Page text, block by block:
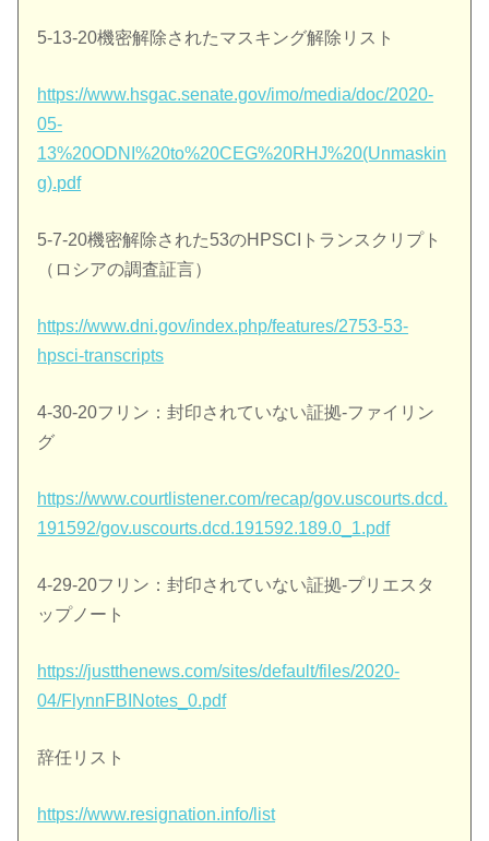
5-13-20機密解除されたマスキング解除リスト
https://www.hsgac.senate.gov/imo/media/doc/2020-
05-
13%20ODNI%20to%20CEG%20RHJ%20(Unmaskin
g).pdf
5-7-20機密解除された53のHPSCIトランスクリプト
（ロシアの調査証言）
https://www.dni.gov/index.php/features/2753-53-
hpsci-transcripts
4-30-20フリン：封印されていない証拠-ファイリン
グ
https://www.courtlistener.com/recap/gov.uscourts.dcd.
191592/gov.uscourts.dcd.191592.189.0_1.pdf
4-29-20フリン：封印されていない証拠-プリエスタ
ップノート
https://justthenews.com/sites/default/files/2020-
04/FlynnFBINotes_0.pdf
辞任リスト
https://www.resignation.info/list